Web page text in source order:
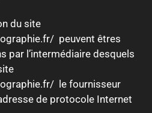
du site
peuvent êtres
par l’intermédiaire desquels
le fournisseur
de protocole Internet